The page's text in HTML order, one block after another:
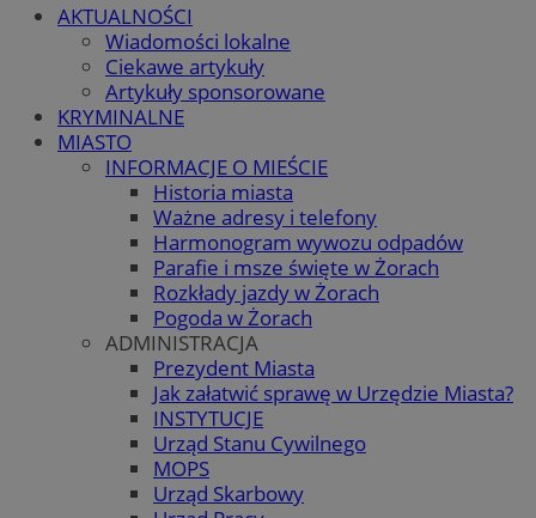
AKTUALNOŚCI
Wiadomości lokalne
Ciekawe artykuły
Artykuły sponsorowane
KRYMINALNE
MIASTO
INFORMACJE O MIEŚCIE
Historia miasta
Ważne adresy i telefony
Harmonogram wywozu odpadów
Parafie i msze święte w Żorach
Rozkłady jazdy w Żorach
Pogoda w Żorach
ADMINISTRACJA
Prezydent Miasta
Jak załatwić sprawę w Urzędzie Miasta?
INSTYTUCJE
Urząd Stanu Cywilnego
MOPS
Urząd Skarbowy